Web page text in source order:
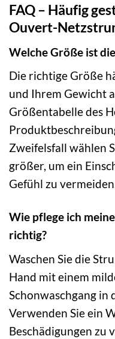
FAQ – Häufig
Ouvert-
Welche Größe ist
Die richtige Größe
und Ihrem Gewicht
Größentabelle des
Zweifelsfall wählen
größer, um ein
Gefühl zu
Wie pflege ich
richtig?
Waschen Sie die
Hand mit einem
Schonwaschgang in
Verwenden Sie ein
Beschädigungen zu